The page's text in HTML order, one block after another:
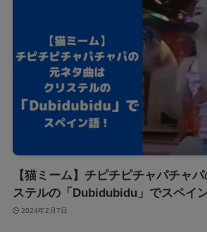
【猫ミーム】チピチピチャパチャ
ステルの「Dubidubidu」でスペイン
2024年2月7日